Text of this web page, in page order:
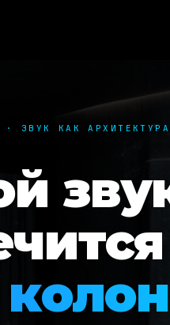
· ЗВУК КАК АРХИТЕКТУРА